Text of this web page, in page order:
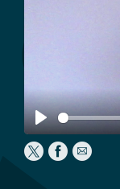
Play